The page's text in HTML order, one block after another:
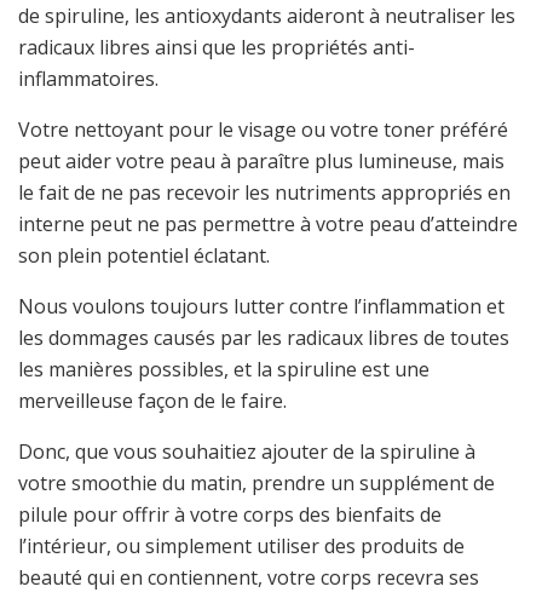
de spiruline, les antioxydants aideront à neutraliser les
radicaux libres ainsi que les propriétés anti-
inflammatoires.
Votre nettoyant pour le visage ou votre toner préféré
peut aider votre peau à paraître plus lumineuse, mais
le fait de ne pas recevoir les nutriments appropriés en
interne peut ne pas permettre à votre peau d’atteindre
son plein potentiel éclatant.
Nous voulons toujours lutter contre l’inflammation et
les dommages causés par les radicaux libres de toutes
les manières possibles, et la spiruline est une
merveilleuse façon de le faire.
Donc, que vous souhaitiez ajouter de la spiruline à
votre smoothie du matin, prendre un supplément de
pilule pour offrir à votre corps des bienfaits de
l’intérieur, ou simplement utiliser des produits de
beauté qui en contiennent, votre corps recevra ses